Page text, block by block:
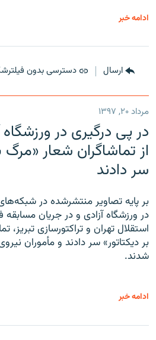
ادامه خبر
ارسال دسترسی بدون
مرداد ۲۰, ۱۳۹۷
در پی درگیری در
از تماشاگران شعار «مرگ
سر دادند
بر پایه تصاویر منتشرشده در
در ورزشگاه آزادی و در جریان مسابقه
استقلال تهران و تراکتورسازی تبریز،
بر دیکتاتور» سر دادند و مأموران
شدند.
ادامه خبر